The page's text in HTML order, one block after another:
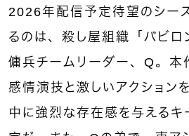
2026年配信予定待望のシー
るのは、殺し屋組織「バビロ
傭兵チームリーダー、Q。本
感情演技と激しいアクション
中に強烈な存在感を与えるキ